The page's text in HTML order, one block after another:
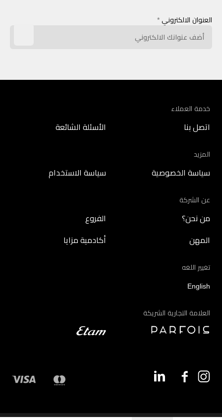
العنوان الالكتروني *
خدمة العملاء
اتصل بنا الأسئلة الشائعة
المزيد
سياسة الخصوصية سياسة الاستخدام
عن الشركة
من نحن؟ الفروع
المهن أكادمية مزايا
تغيير اللغه
English
العلامة التجارية الشريكة